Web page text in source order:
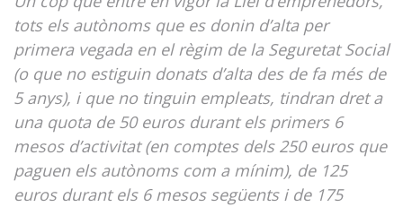
tots els autònoms que es donin d’alta per
primera vegada en el règim de la Seguretat Social
(o que no estiguin donats d’alta des de fa més de
5 anys), i que no tinguin empleats, tindran dret a
una quota de 50 euros durant els primers 6
mesos d’activitat (en comptes dels 250 euros que
paguen els autònoms com a mínim), de 125
euros durant els 6 mesos següents i de 175